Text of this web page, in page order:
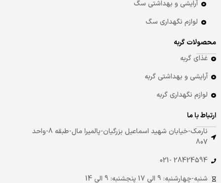
آرایشی و بهداشتی سگ
لوازم نگهداری سگ
محصولات گربه
غذای گربه
آرایشی و بهداشتی گربه
لوازم نگهداری گربه
ارتباط با ما
نارمک-خیابان شهید اسماعیل بزرگیان-پالمیرا مال-طبقه 8-واحد
807
28424594 -021
شنبه-چهارشنبه: 9 الی 17 پنجشنبه: 9 الی 14